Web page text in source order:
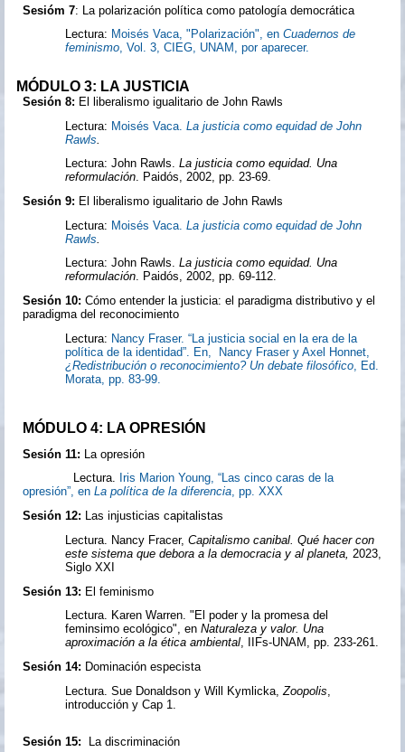
Sesióm 7: La polarización política como patología democrática
Lectura: Moisés Vaca, "Polarización", enCuadernos de
feminismo, Vol. 3, CIEG, UNAM, por aparecer.
MÓDULO 3: LA JUSTICIA
Sesión 8: El liberalismo igualitario de John Rawls
Lectura: Moisés Vaca.La justicia como equidad de John
Rawls
Lectura: John Rawls.La justicia como equidad. Una
reformulación. Paidós, 2002, pp. 23-69.
Sesión 9: El liberalismo igualitario de John Rawls
Lectura: Moisés Vaca.La justicia como equidad de John
Rawls
Lectura: John Rawls.La justicia como equidad. Una
reformulación. Paidós, 2002, pp. 69-112.
Sesión 10: Cómo entender la justicia: el paradigma distributivo y el
paradigma del reconocimiento
Lectura: Nancy Fraser. “La justicia social en la era de la
política de la identidad”. En, Nancy Fraser y Axel Honnet,
¿Redistribución o reconocimiento? Un debate filosófico , Ed.
Morata, pp. 83-99.
MÓDULO 4: LA OPRESIÓN
Sesión 11:
La opresión
Lectura. Iris Marion Young, “Las cinco caras de la
opresión”, en La política de la diferencia, pp. XXX
Sesión 12: Las injusticias capitalistas
Lectura. Nancy Fracer,Capitalismo canibal. Qué hacer con
este sistema que debora a la democracia y al planeta, 2023,
Siglo XXI
Sesión 13: El feminismo
Lectura. Karen Warren. "El poder y la promesa del
feminsimo ecológico", enNaturaleza y valor. Una
aproximación a la ética ambiental, IIFs-UNAM, pp. 233-261.
Sesión 14: Dominación especista
Lectura. Sue Donaldson y Will Kymlicka,Zoopolis
introducción y Cap 1.
Sesión 15:
La discriminación